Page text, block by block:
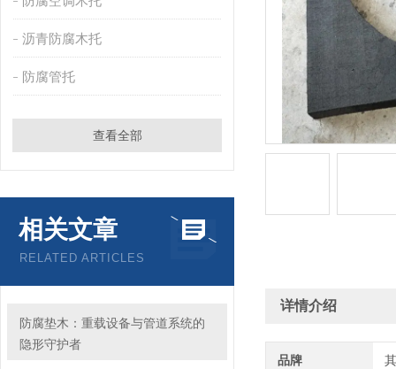
沥青防腐木托
防腐管托
查看全部
相关文章
RELATED ARTICLES
防腐垫木：重载设备与管道系统的
隐形守护者
详情介绍
品牌